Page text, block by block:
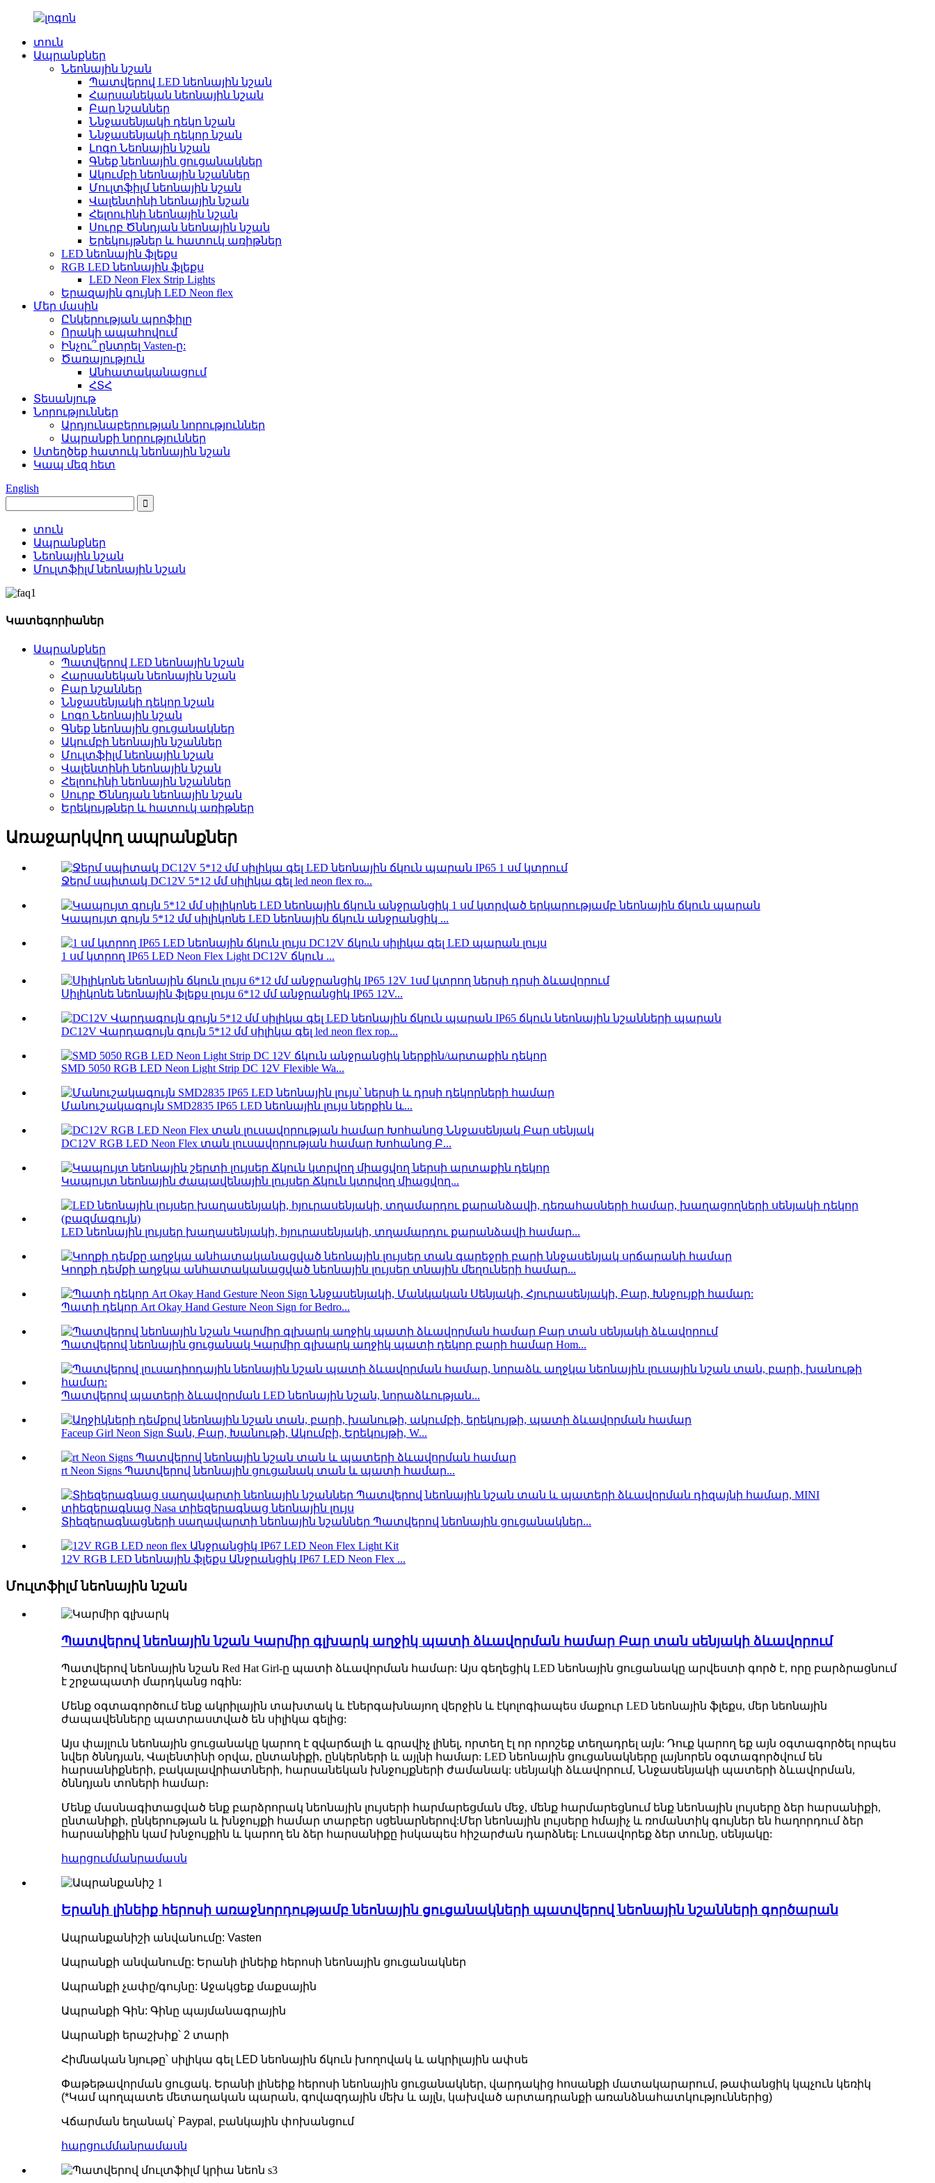
տուն
Ապրանքներ
Նեոնային նշան
Պատվերով LED նեոնային նշան
Հարսանեկան նեոնային նշան
Բար նշաններ
Ննջասենյակի դեկո նշան
Ննջասենյակի դեկոր նշան
Լոգո Նեոնային նշան
Գնեք նեոնային ցուցանակներ
Ակումբի նեոնային նշաններ
Մուլտֆիլմ նեոնային նշան
Վալենտինի նեոնային նշան
Հելոուինի նեոնային նշան
Սուրբ Ծննդյան նեոնային նշան
Երեկույթներ և հատուկ առիթներ
LED նեոնային ֆլեքս
RGB LED նեոնային ֆլեքս
LED Neon Flex Strip Lights
Երազային գույնի LED Neon flex
Մեր մասին
Ընկերության պրոֆիլը
Որակի ապահովում
Ինչու՞ ընտրել Vasten-ը:
Ծառայություն
Անհատականացում
ՀՏՀ
Տեսանյութ
Նորություններ
Արդյունաբերության նորություններ
Ապրանքի նորություններ
Ստեղծեք հատուկ նեոնային նշան
Կապ մեզ հետ
English
տուն
Ապրանքներ
Նեոնային նշան
Մուլտֆիլմ նեոնային նշան
Կատեգորիաներ
Ապրանքներ
Պատվերով LED նեոնային նշան
Հարսանեկան նեոնային նշան
Բար նշաններ
Ննջասենյակի դեկոր նշան
Լոգո Նեոնային նշան
Գնեք նեոնային ցուցանակներ
Ակումբի նեոնային նշաններ
Մուլտֆիլմ նեոնային նշան
Վալենտինի նեոնային նշան
Հելոուինի նեոնային նշաններ
Սուրբ Ծննդյան նեոնային նշան
Երեկույթներ և հատուկ առիթներ
Առաջարկվող ապրանքներ
Ջերմ սպիտակ DC12V 5*12 մմ սիլիկա գել led neon flex ro...
Կապույտ գույն 5*12 մմ սիլիկոնե LED նեոնային ճկուն անջրանցիկ ...
1 սմ կտրող IP65 LED Neon Flex Light DC12V ճկուն ...
Սիլիկոնե նեոնային ֆլեքս լույս 6*12 մմ անջրանցիկ IP65 12V...
DC12V Վարդագույն գույն 5*12 մմ սիլիկա գել led neon flex rop...
SMD 5050 RGB LED Neon Light Strip DC 12V Flexible Wa...
Մանուշակագույն SMD2835 IP65 LED նեոնային լույս ներքին և...
DC12V RGB LED Neon Flex տան լուսավորության համար Խոհանոց Բ...
Կապույտ նեոնային ժապավենային լույսեր Ճկուն կտրվող միացվող...
LED նեոնային լույսեր խաղասենյակի, հյուրասենյակի, տղամարդու քարանձավի համար...
Կողքի դեմքի աղջկա անհատականացված նեոնային լույսեր տնային մեղուների համար...
Պատի դեկոր Art Okay Hand Gesture Neon Sign for Bedro...
Պատվերով նեոնային ցուցանակ Կարմիր գլխարկ աղջիկ պատի դեկոր բարի համար Hom...
Պատվերով պատերի ձևավորման LED նեոնային նշան, նորաձևության...
Faceup Girl Neon Sign Տան, Բար, Խանութի, Ակումբի, Երեկույթի, W...
rt Neon Signs Պատվերով նեոնային ցուցանակ տան և պատի համար...
Տիեզերագնացների սաղավարտի նեոնային նշաններ Պատվերով նեոնային ցուցանակներ...
12V RGB LED նեոնային ֆլեքս Անջրանցիկ IP67 LED Neon Flex ...
Մուլտֆիլմ նեոնային նշան
Պատվերով նեոնային նշան Կարմիր գլխարկ աղջիկ պատի ձևավորման համար Բար տան սենյակի ձևավորում
Պատվերով նեոնային նշան Red Hat Girl-ը պատի ձևավորման համար: Այս գեղեցիկ LED նեոնային ցուցանակը արվեստի գործ է, որը բարձրացնում
է շրջապատի մարդկանց ոգին:
Մենք օգտագործում ենք ակրիլային տախտակ և էներգախնայող վերջին և էկոլոգիապես մաքուր LED նեոնային ֆլեքս, մեր նեոնային
ժապավենները պատրաստված են սիլիկա գելից:
Այս փայլուն նեոնային ցուցանակը կարող է զվարճալի և գրավիչ լինել, որտեղ էլ որ որոշեք տեղադրել այն: Դուք կարող եք այն օգտագործել որպես
նվեր ծննդյան, Վալենտինի օրվա, ընտանիքի, ընկերների և այլնի համար: LED նեոնային ցուցանակները լայնորեն օգտագործվում են
հարսանիքների, բակալավրիատների, հարսանեկան խնջույքների ժամանակ: սենյակի ձևավորում, Ննջասենյակի պատերի ձևավորման,
ծննդյան տոների համար։
Մենք մասնագիտացված ենք բարձրորակ նեոնային լույսերի հարմարեցման մեջ, մենք հարմարեցնում ենք նեոնային լույսերը ձեր հարսանիքի,
ընտանիքի, ընկերության և խնջույքի համար տարբեր սցենարներով:Մեր նեոնային լույսերը հմայիչ և ռոմանտիկ գույներ են հաղորդում ձեր
հարսանիքին կամ խնջույքին և կարող են ձեր հարսանիքը իսկապես հիշարժան դարձնել: Լուսավորեք ձեր տունը, սենյակը:
հարցումմանրամասն
Երանի լինեիք հերոսի առաջնորդությամբ նեոնային ցուցանակների պատվերով նեոնային նշանների գործարան
Ապրանքանիշի անվանումը: Vasten
Ապրանքի անվանումը: Երանի լինեիք հերոսի նեոնային ցուցանակներ
Ապրանքի չափը/գույնը: Աջակցեք մաքսային
Ապրանքի Գին: Գինը պայմանագրային
Ապրանքի երաշխիք՝ 2 տարի
Հիմնական նյութը՝ սիլիկա գել LED նեոնային ճկուն խողովակ և ակրիլային ափսե
Փաթեթավորման ցուցակ. Երանի լինեիք հերոսի նեոնային ցուցանակներ, վարդակից հոսանքի մատակարարում, թափանցիկ կպչուն կեռիկ
(*Կամ պողպատե մետաղական պարան, գովազդային մեխ և այլն, կախված արտադրանքի առանձնահատկություններից)
Վճարման եղանակ՝ Paypal, բանկային փոխանցում
հարցումմանրամասն